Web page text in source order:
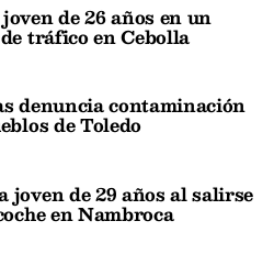
de 26 años en un
tráfico en Cebolla
denuncia contaminación
de Toledo
joven de 29 años al salirse
en Nambroca